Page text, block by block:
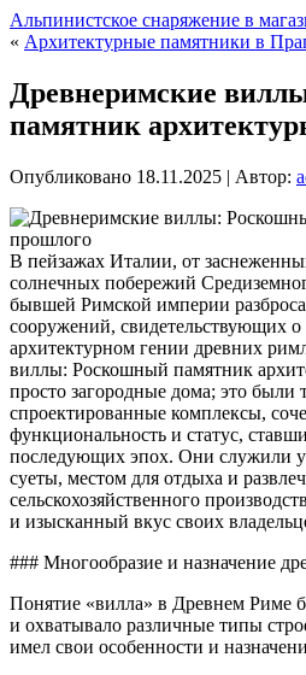
Альпинистское снаряжение в
« Архитектурные памятники в
Древнеримские
памятник
Опубликовано 18.11.2025 | Автор:
В пейзажах Италии, от
солнечных побережий
бывшей Римской империи
сооружений, свидетельствующих
архитектурном гении древних
виллы: Роскошный памятник
просто загородные дома; это были
спроектированные комплексы,
функциональность и статус,
последующих эпох. Они служили
суеты, местом для отдыха и
сельскохозяйственного
и изысканный вкус своих
### Многообразие и назначение
Понятие «вилла» в Древнем Риме
и охватывало различные типы
имел свои особенности и